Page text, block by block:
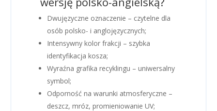
Dwujęzyczne oznaczenie – czytelne dla
osób polsko- i anglojęzycznych;
Intensywny kolor frakcji – szybka
identyfikacja kosza;
Wyraźna grafika recyklingu – uniwersalny
symbol;
Odporność na warunki atmosferyczne –
deszcz, mróz, promieniowanie UV;